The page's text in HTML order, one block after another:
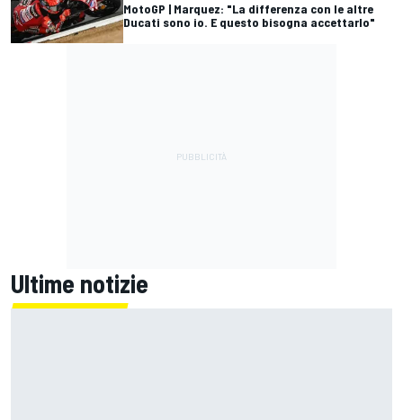
MotoGP | Marquez: "La differenza con le altre
Ducati sono io. E questo bisogna accettarlo"
Ultime notizie